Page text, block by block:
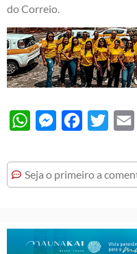
do Correio.
WhatsAppMessengerFacebook
Twitter
Seja o primeiro a